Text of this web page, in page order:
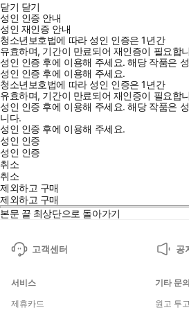
닫기 닫기
성인 인증 안내
성인 재인증 안내
청소년보호법에 따라 성인 인증은 1년간
유효하며, 기간이 만료되어 재인증이 필요합
성인 인증 후에 이용해 주세요.해당 작품은
성인 인증 후에 이용해 주세요.
청소년보호법에 따라 성인 인증은 1년간
유효하며, 기간이 만료되어 재인증이 필요합
성인 인증 후에 이용해 주세요.해당 작품은
니다.
성인 인증 후에 이용해 주세요.
성인 인증
성인 인증
취소
취소
제외하고 구매
제외하고 구매
본문 끝 최상단으로 돌아가기
고객센터 공
서비스
제휴카드
기타 문의
원고 투고